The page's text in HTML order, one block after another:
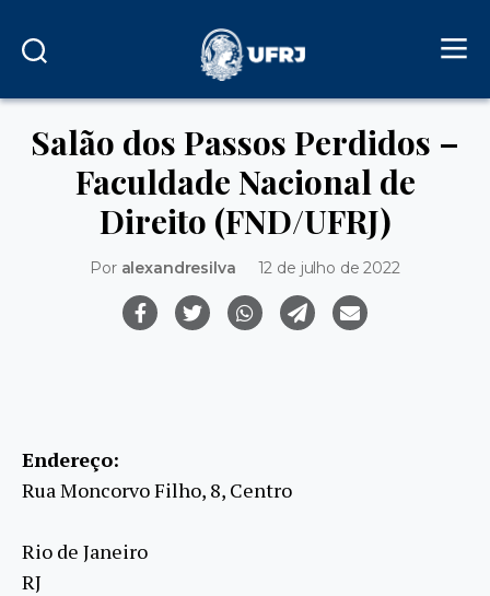
Salão dos Passos Perdidos –
Faculdade Nacional de
Direito (FND/UFRJ)
Por alexandresilva 12 de julho de 2022
Endereço:
Rua Moncorvo Filho, 8, Centro
Rio de Janeiro
RJ